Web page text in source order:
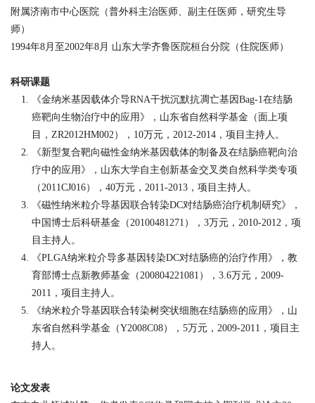
附属济南市中心医院（普外科主治医师、副主任医师，研究生导
师）
1994年8月 至2002年8月 山东大学齐鲁 医院桓台分院（住院医师）
科研课题
《金纳米基因载体介导RNA干扰沉默抗凋亡基因Bag-1在结肠
癌靶向生物治疗中的应用》，山东省自然科学基金（面上项
目， ZR2012HM002）， 10万元， 2012-2014 ，项目主持人。
《新型复合靶向磁性金纳米基因载体的制备及在结肠癌靶向治
疗中的应用》，山东大学自主创新基金交叉类自然科学类专项
（2011CJ016）， 40万元， 2011-2013 ，项目主持人。
《磁性纳米粒介导基因联合转染DC对结肠癌治疗机制研究》，
中国博士后科研基金（20100481271 ）， 3万元， 2010-2012 ，项
目主持人。
《PLGA纳米粒介导多基因转染DC对结肠癌的治疗作用》，教
育部博士点新教师基金（200804221081 ）， 3.6万元， 2009-
2011 ，项目主持人。
《纳米粒介导基因联合转染树突状细胞在结肠癌的应用》，山
东省自然科学基金（Y2008C08）， 5万元， 2009-2011 ，项目主
持人。
论文发表